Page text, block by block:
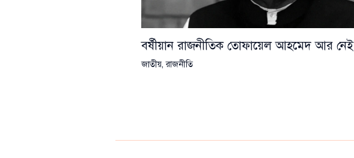
বর্ষীয়ান রাজনীতিক তোফায়েল আহমেদ আর নেই
জাতীয়,রাজনীতি